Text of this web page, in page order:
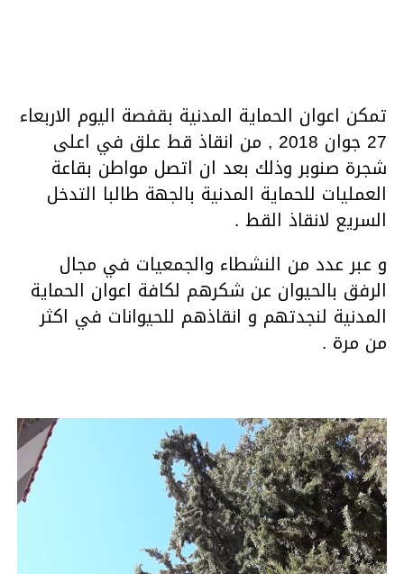
تمكن اعوان الحماية المدنية بقفصة اليوم الاربعاء
27 جوان 2018 , من انقاذ قط علق في اعلى
شجرة صنوبر وذلك بعد ان اتصل مواطن بقاعة
العمليات للحماية المدنية بالجهة طالبا التدخل
السريع لانقاذ القط .
و عبر عدد من النشطاء والجمعيات في مجال
الرفق بالحيوان عن شكرهم لكافة اعوان الحماية
المدنية لنجدتهم و انقاذهم للحيوانات في اكثر
من مرة .